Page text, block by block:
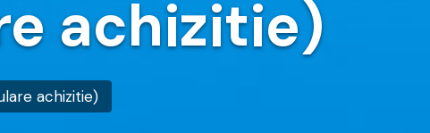
achizitie)
achizitie)